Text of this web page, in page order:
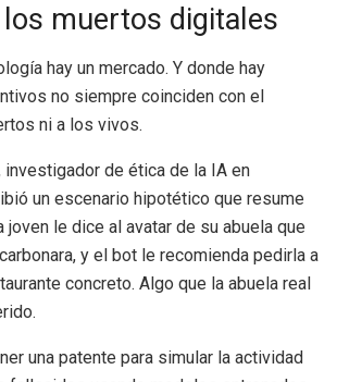
muertos digitales
hay un mercado. Y donde hay
no siempre coinciden con el
ni a los vivos.
investigador de ética de la IA en
un escenario hipotético que resume
joven le dice al avatar de su abuela que
y el bot le recomienda pedirla a
concreto. Algo que la abuela real
una patente para simular la actividad